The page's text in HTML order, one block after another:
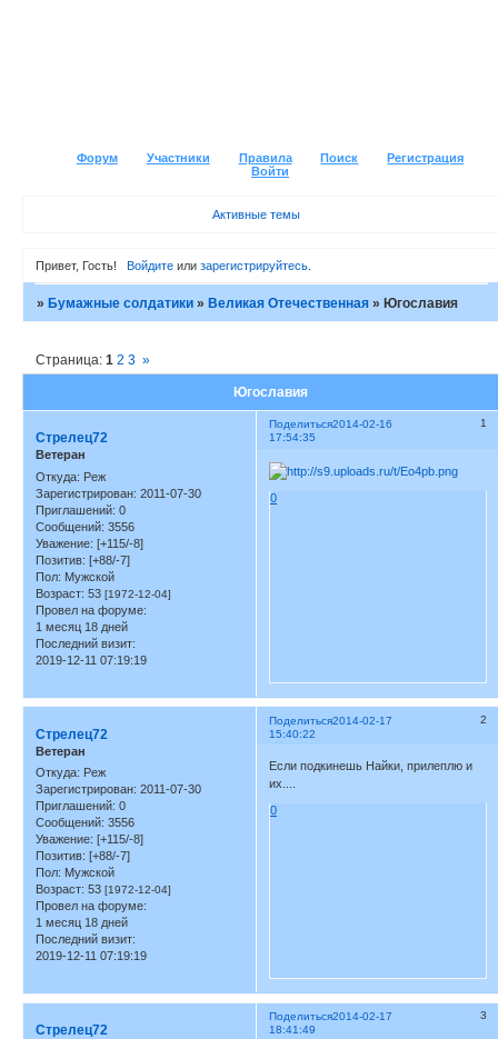
Форум Участники Правила Поиск
Регистрация
Войти
Активные темы
Привет, Гость! Войдитеили зарегистрируйтесь.
»Бумажные солдатики »Великая Отечественная »Югославия
Югославия
Страница:1 2 3 »
Поделиться 1
2014-02-16
17:54:35
Стрелец72
Ветеран
Откуда: Реж
Зарегистрирован: 2011-07-30
Приглашений: 0
Сообщений: 3556
Уважение: [+115/-8]
Позитив: [+88/-7]
Пол: Мужской
Возраст: 53 [1972-12-04]
Провел на форуме:
1 месяц 18 дней
Последний визит:
2019-12-11 07:19:19
0
Поделиться 2
2014-02-17
15:40:22
Стрелец72
Ветеран
Откуда: Реж
Зарегистрирован: 2011-07-30
Приглашений: 0
Сообщений: 3556
Уважение: [+115/-8]
Позитив: [+88/-7]
Пол: Мужской
Возраст: 53 [1972-12-04]
Провел на форуме:
1 месяц 18 дней
Последний визит:
2019-12-11 07:19:19
Если подкинешь Найки, прилеплю и
их....
0
Поделиться 3
2014-02-17
18:41:49
Стрелец72